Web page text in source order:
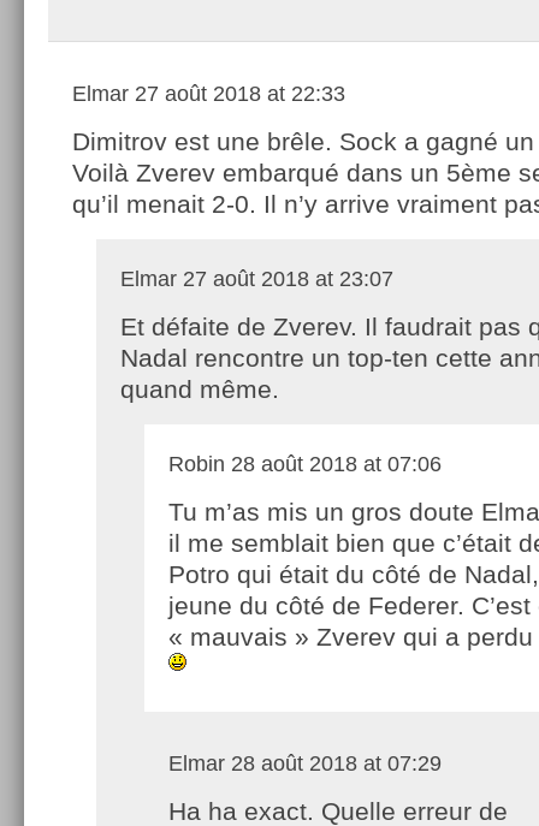
Elmar 27 août 2018 at 22:33
Dimitrov est une brêle. Sock a gagné
Voilà Zverev embarqué dans un 5ème
qu’il menait 2-0. Il n’y arrive vraiment
Elmar 27 août 2018 at 23:07
Et défaite de Zverev. Il faudrait pas
Nadal rencontre un top-ten cette
quand même.
Robin 28 août 2018 at 07:06
Tu m’as mis un gros doute
il me semblait bien que c’était
Potro qui était du côté de
jeune du côté de Federer.
« mauvais » Zverev qui a
Elmar 28 août 2018 at 07:29
Ha ha exact. Quelle erreur de